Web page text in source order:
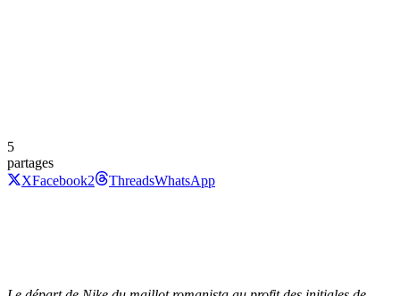
5
partages
XFacebook2 ThreadsWhatsApp